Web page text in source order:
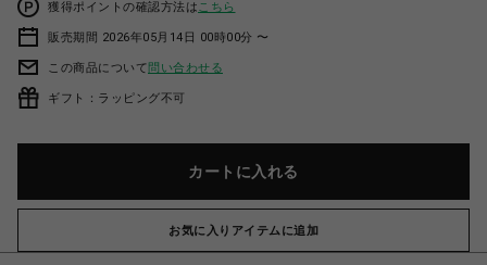
獲得ポイントの確認方法は こちら
販売期間 2026年05月14日 00時00分 〜
この商品について問い合わせる
ギフト：ラッピング不可
カートに入れる
お気に入りアイテムに追加